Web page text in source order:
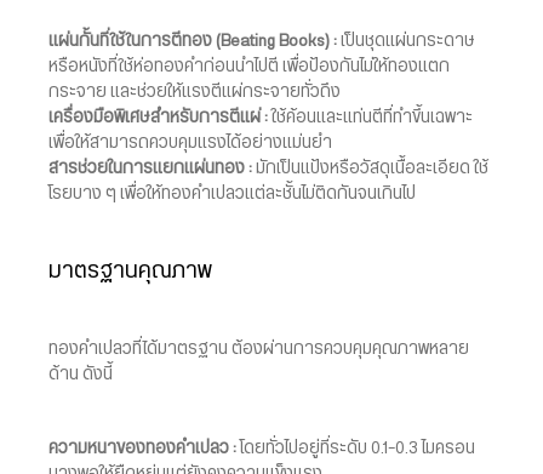
แผ่นกั้นที่ใช้ในการตีทอง (Beating Books) : เป็นชุดแผ่นกระดาษ
หรือหนังที่ใช้ห่อทองคำก่อนนำไปตี เพื่อป้องกันไม่ให้ทองแตก
กระจาย และช่วยให้แรงตีแผ่กระจายทั่วถึง
เครื่องมือพิเศษสำหรับการตีแผ่ :ใช้ค้อนและแท่นตีที่ทำขึ้นเฉพาะ
เพื่อให้สามารถควบคุมแรงได้อย่างแม่นยำ
สารช่วยในการแยกแผ่นทอง : มักเป็นแป้งหรือวัสดุเนื้อละเอียด ใช้
โรยบาง ๆ เพื่อให้ทองคำเปลวแต่ละชั้นไม่ติดกันจนเกินไป
มาตรฐานคุณภาพ
ทองคำเปลวที่ได้มาตรฐาน ต้องผ่านการควบคุมคุณภาพหลาย
ด้าน ดังนี้
ความหนาของทองคำเปลว : โดยทั่วไปอยู่ที่ระดับ 0.1-0.3 ไมครอน